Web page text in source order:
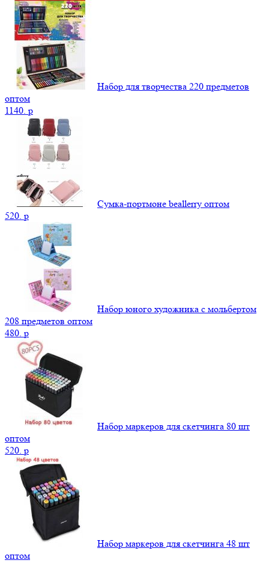
Набор для творчества 220 предметов
оптом
1140. p
Сумка-портмоне beallerry оптом
520. p
Набор юного художника с мольбертом
208 предметов оптом
480. p
Набор маркеров для скетчинга 80 шт
оптом
520. p
Набор маркеров для скетчинга 48 шт
оптом